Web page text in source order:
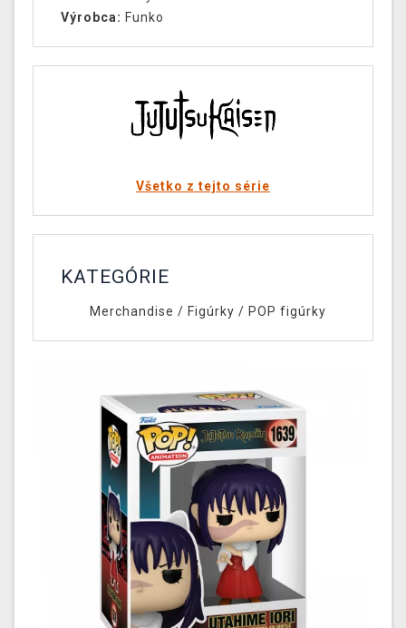
Výrobca: Funko
Všetko z tejto série
KATEGÓRIE
Merchandise / Figúrky / POP figúrky